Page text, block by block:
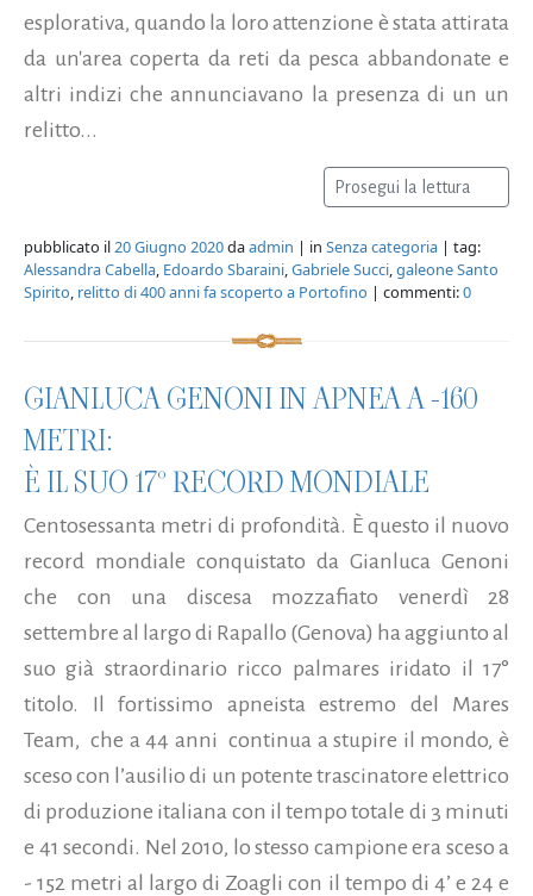
esplorativa, quando la loro attenzione è stata attirata
da un'area coperta da reti da pesca abbandonate e
altri indizi che annunciavano la presenza di un un
relitto...
Prosegui la lettura
pubblicato il20 Giugno 2020daadmin | in Senza categoria | tag:
Alessandra Cabella, Edoardo Sbaraini,Gabriele Succi,galeone Santo
Spirito, relitto di 400 anni fa scoperto a Portofino | commenti:0
GIANLUCA GENONI IN APNEA A -160
METRI:
È IL SUO 17° RECORD MONDIALE
Centosessanta metri di profondità. È questo il nuovo
record mondiale conquistato da Gianluca Genoni
che con una discesa mozzafiato venerdì 28
settembre al largo di Rapallo (Genova) ha aggiunto al
suo già straordinario ricco palmares iridato il 17°
titolo. Il fortissimo apneista estremo del Mares
Team, che a 44 anni continua a stupire il mondo, è
sceso con l’ausilio di un potente trascinatore elettrico
di produzione italiana con il tempo totale di 3 minuti
e 41 secondi. Nel 2010, lo stesso campione era sceso a
- 152 metri al largo di Zoagli con il tempo di 4’ e 24 e